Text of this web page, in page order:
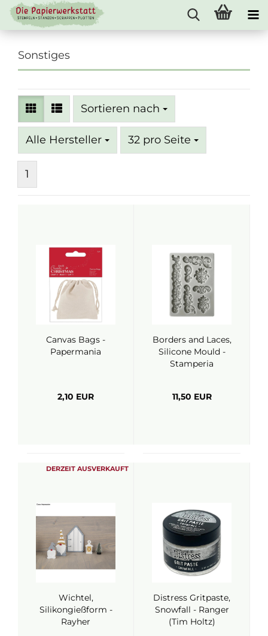
Sonstiges
Sortieren nach
Sortieren nach
Alle Hersteller 32 pro Seite
pro Seite
1
Canvas Bags -
Papermania
2,10 EUR
Borders and Laces,
Silicone Mould -
Stamperia
11,50 EUR
DERZEIT AUSVERKAUFT
Wichtel,
Silikongießform -
Rayher
Distress Gritpaste,
Snowfall - Ranger
(Tim Holtz)